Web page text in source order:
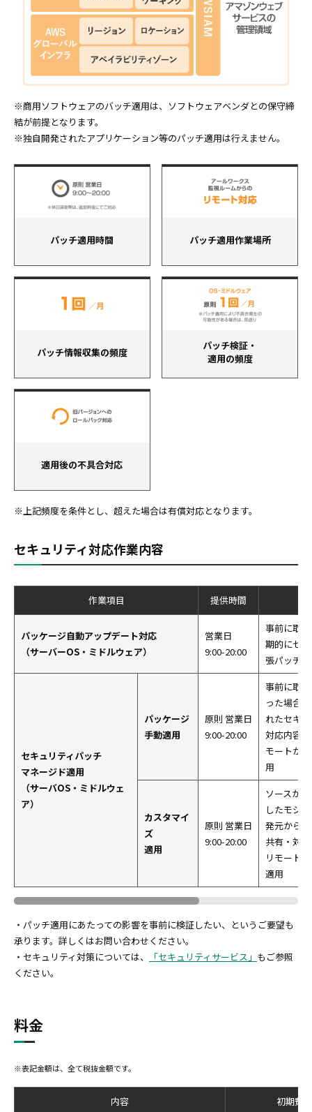
※商用ソフトウェアのバッチ適用は、ソフトウェアベンダとの保守締
結が前提となります。
※独自開発されたアプリケーション等のパッチ適用は行えません。
パッチ適用時間 パッチ適用作業場所
パッチ情報収集の頻度
パッチ検証・
適用の頻度
適用後の不具合対応
※上記頻度を条件とし、超えた場合は有償対応となります。
セキュリティ対応作業内容
作業項目 提供時間
パッケージ自動アップデート対応
（サーバーOS・ミドルウェア）
営業日
9:00-20:00
事前に取
期的にセ
張パッチ
セキュリティパッチ
マネージド適用
（サーバOS・ミドルウェ
ア）
パッケージ
手動適用
原則 営業日
9:00-20:00
事前に取
った場合
れたセキ
対応内容
モートか
用
カスタマイ
ズ
適用
原則 営業日
9:00-20:00
ソースか
したモジ
発元から
共有・対
リモート
適用
・パッチ適用にあたっての影響を事前に検証したい、というご要望も
承ります。詳しくはお問い合わせください。
・セキュリティ対策については、
「セキュリティサービス」 もご参照
ください。
料金
※表記金額は、全て税抜金額です。
内容 初期費用